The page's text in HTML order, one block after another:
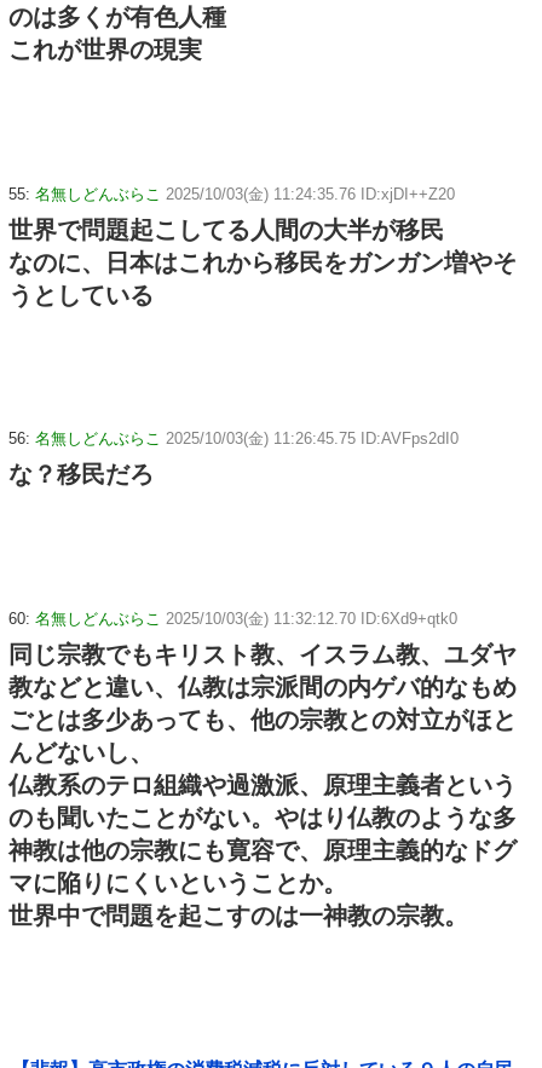
のは多くが有色人種
これが世界の現実
55: 名無しどんぶらこ 2025/10/03(金) 11:24:35.76 ID:xjDI++Z20
世界で問題起こしてる人間の大半が移民
なのに、日本はこれから移民をガンガン増やそ
うとしている
56: 名無しどんぶらこ 2025/10/03(金) 11:26:45.75 ID:AVFps2dI0
な？移民だろ
60: 名無しどんぶらこ 2025/10/03(金) 11:32:12.70 ID:6Xd9+qtk0
同じ宗教でもキリスト教、イスラム教、ユダヤ
教などと違い、仏教は宗派間の内ゲバ的なもめ
ごとは多少あっても、他の宗教との対立がほと
んどないし、
仏教系のテロ組織や過激派、原理主義者という
のも聞いたことがない。やはり仏教のような多
神教は他の宗教にも寛容で、原理主義的なドグ
マに陥りにくいということか。
世界中で問題を起こすのは一神教の宗教。